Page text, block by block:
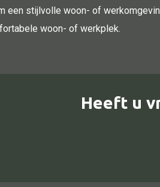
een stijlvolle woon- of
woon- of werkplek.
Heeft u